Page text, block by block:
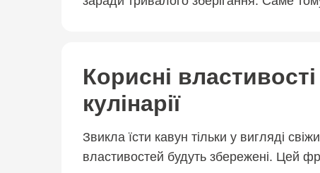
Корисні
кулінарії
Звикла їсти кавун тільки у вигляді
властивостей будуть збережені. Цей